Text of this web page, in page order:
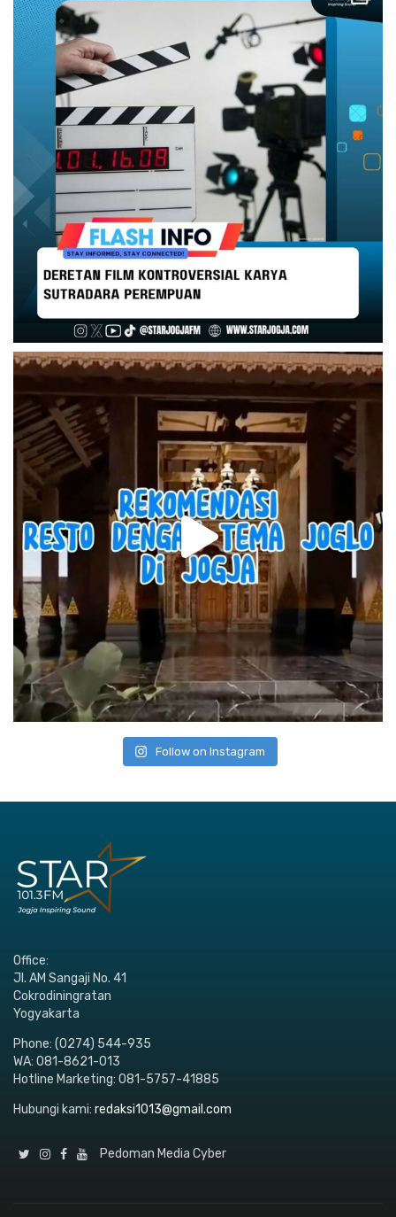
Follow on Instagram
Office:
Jl. AM Sangaji No. 41
Cokrodiningratan
Yogyakarta
Phone: (0274) 544-935
WA: 081-8621-013
Hotline Marketing: 081-5757-41885
Hubungi kami: redaksi1013@gmail.com
Pedoman Media Cyber